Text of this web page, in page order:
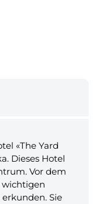
«The Yard
Dieses Hotel
Vor dem
wichtigen
Sie